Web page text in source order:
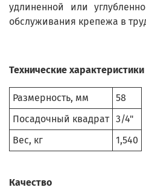
удлиненной или
обслуживания крепежа в
Технические характеристики
Размерность, мм
58
Посадочный квадрат 3/4"
Вес, кг
1,540
Качество